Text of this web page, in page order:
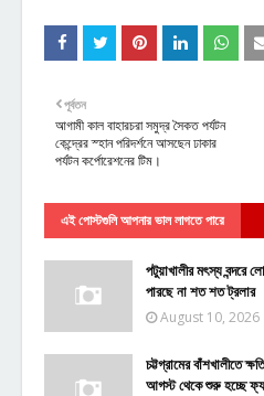
পূর্বতন
আগামী কাল বাহারচরা সমুদ্র সৈকত পর্যটন
কেন্দ্রের স্হান পরিদর্শনে আসছেন ঢাকার
পর্যটন কর্পোরেশনের টিম।
এই পোস্টগুলি আপনার ভাল লাগতে পারে
পটুয়াখালীর মৎস্য বন্দরে
পারছে না শত শত ট্রলার
August 10, 2026
চট্টগ্রামের বাঁশখালীতে
আগস্ট থেকে শুরু হচ্ছে